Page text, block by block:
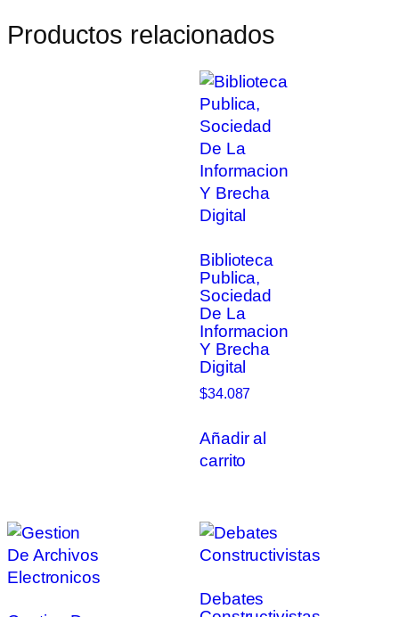
Productos relacionados
Biblioteca
Publica,
Sociedad
De La
Informacion
Y Brecha
Digital
$34.087
Añadir al
carrito
Debates